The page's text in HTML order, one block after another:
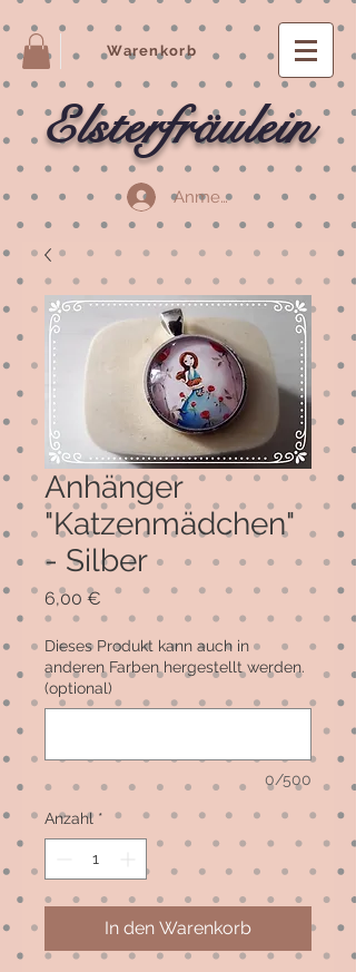
Warenkorb
Elsterfräulein
Anmelden
Anhänger
"Katzenmädchen"
- Silber
6,00 € Preis
Dieses Produkt kann auch in
anderen Farben hergestellt werden.
(optional)
0/500
Anzahl *
In den Warenkorb